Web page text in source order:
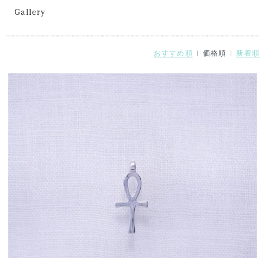
Gallery
おすすめ順 | 価格順 | 新着順